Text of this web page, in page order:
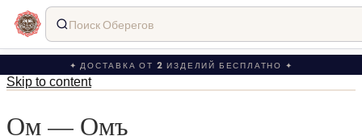
✦ ДОСТАВКА ОТ 2 ИЗДЕЛИЙ БЕСПЛАТНО ✦
Skip to content
Ом — Омъ
Поиск Оберегов